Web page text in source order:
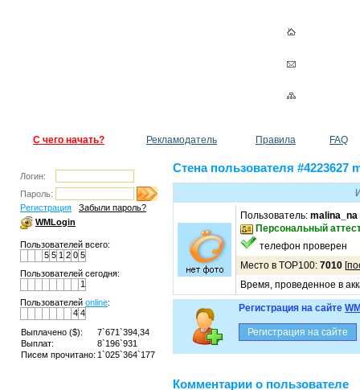
С чего начать? Рекламодатель Правила FAQ
Логин:
Пароль:
Регистрация
Забыли пароль?
WMLogin
Пользователей всего:
5 5 1 2 0 5
Пользователей сегодня:
1
Пользователей online:
4 4
Выплачено ($):
7`671`394,34
Выплат:
8`196`931
Писем прочитано: 1`025`364`177
Стена пользователя #4223627
Пользователь: malina_na
Персональный
телефон проверен
Место в TOP100: 7010 [
Время, проведенное в
Регистрация на сайте
Комментарии о пользователе